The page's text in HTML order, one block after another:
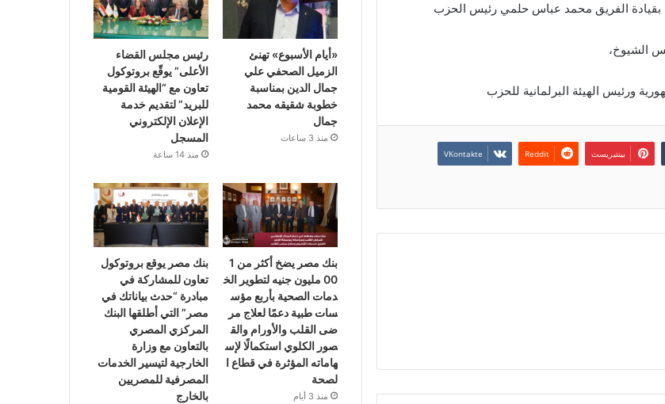
بقيادة الفريق محمد عباس حلمي رئيس الحزب
الشيوخ،
ورئيس الهيئة البرلمانية للحزب
بينتيريست
«أيام الأسبوع» تهنئ
الزميل الصحفي علي
جمال الدين بمناسبة
خطوبة شقيقه محمد
جمال
منذ 3 ساعات
رئيس مجلس القضاء
الأعلى” يوقّع بروتوكول
تعاون مع “الهيئة القومية
للبريد” لتقديم خدمة
الإعلان الإلكتروني
المسجل
منذ 14 ساعة
بنك مصر يضخ أكثر من 1
00 مليون جنيه لتطوير الخ
دمات الصحية بأربع مؤس
سات طبية دعمًا لعلاج مر
ضى القلب والأورام والق
صور الكلوي استكمالًا لإس
هاماته المؤثرة في قطاع ا
لصحة
منذ 3 أيام
بنك مصر يوقع بروتوكول
تعاون للمشاركة في
مبادرة “حدث بياناتك في
مصر” التي أطلقها البنك
المركزي المصري
بالتعاون مع وزارة
الخارجية لتيسير الخدمات
المصرفية للمصريين
بالخارج